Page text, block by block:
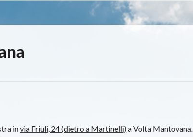
invia Friuli, 24 (dietro a Martinelli)a Volta Mantovana.